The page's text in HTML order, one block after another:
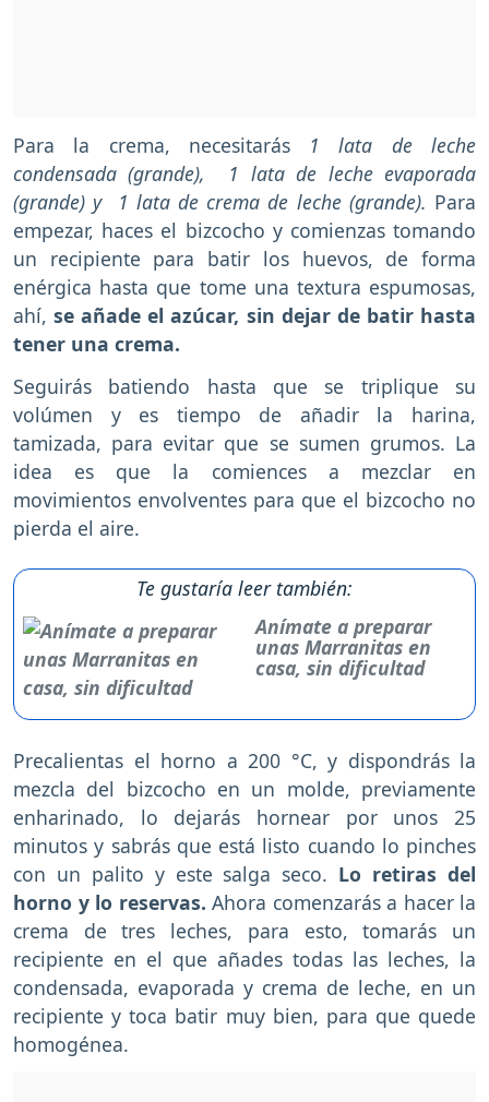
Para la crema, necesitarás1 lata de leche
condensada (grande), 1 lata de leche evaporada
(grande) y 1 lata de crema de leche (grande). Para
empezar, haces el bizcocho y comienzas tomando
un recipiente para batir los huevos, de forma
enérgica hasta que tome una textura espumosas,
ahí,se añade el azúcar, sin dejar de batir hasta
tener una crema.
Seguirás batiendo hasta que se triplique su
volúmen y es tiempo de añadir la harina,
tamizada, para evitar que se sumen grumos. La
idea es que la comiences a mezclar en
movimientos envolventes para que el bizcocho no
pierda el aire.
Te gustaría leer también:
Anímate a preparar
unas Marranitas en
casa, sin dificultad
Precalientas el horno a 200 °C, y dispondrás la
mezcla del bizcocho en un molde, previamente
enharinado, lo dejarás hornear por unos 25
minutos y sabrás que está listo cuando lo pinches
con un palito y este salga seco. Lo retiras del
horno y lo reservas. Ahora comenzarás a hacer la
crema de tres leches, para esto, tomarás un
recipiente en el que añades todas las leches, la
condensada, evaporada y crema de leche, en un
recipiente y toca batir muy bien, para que quede
homogénea.